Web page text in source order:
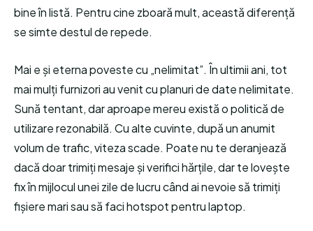
bine în listă. Pentru cine zboară mult, această diferență
se simte destul de repede.
Mai e și eterna poveste cu „nelimitat”. În ultimii ani, tot
mai mulți furnizori au venit cu planuri de date nelimitate.
Sună tentant, dar aproape mereu există o politică de
utilizare rezonabilă. Cu alte cuvinte, după un anumit
volum de trafic, viteza scade. Poate nu te deranjează
dacă doar trimiți mesaje și verifici hărțile, dar te lovește
fix în mijlocul unei zile de lucru când ai nevoie să trimiți
fișiere mari sau să faci hotspot pentru laptop.